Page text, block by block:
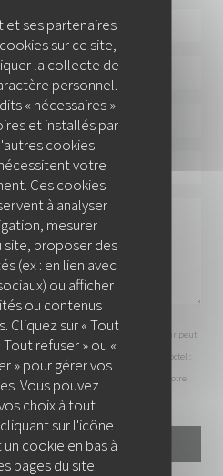
et ses partenaires
sur ce site,
la collecte de
personnel.
« nécessaires »
et installés par
cookies
votre
Ces cookies
à analyser
mesurer
site, proposer des
(ex : en lien avec
ou afficher
ou contenus
Cliquez sur « Tout
refuser » ou «
» pour gérer vos
Vous pouvez
choix à tout
sur l'icône
cookie en bas à
pages du site.
il est rappelé que le consommateur peut
au démarchage téléphonique Bloctel :
le traitement de vos données, consultez notre